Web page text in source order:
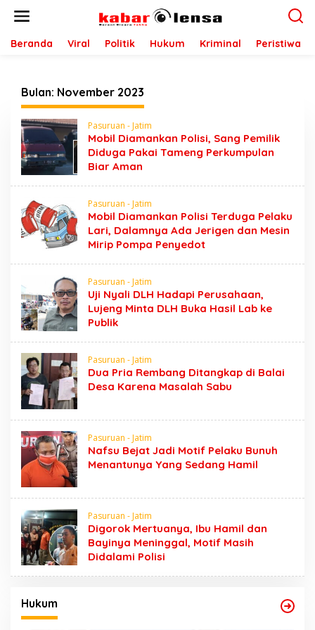
Beranda Viral Politik Hukum Kriminal Peristiwa
Bulan: November 2023
Pasuruan - Jatim
Mobil Diamankan Polisi, Sang Pemilik
Diduga Pakai Tameng Perkumpulan
Biar Aman
Pasuruan - Jatim
Mobil Diamankan Polisi Terduga Pelaku
Lari, Dalamnya Ada Jerigen dan Mesin
Mirip Pompa Penyedot
Pasuruan - Jatim
Uji Nyali DLH Hadapi Perusahaan,
Lujeng Minta DLH Buka Hasil Lab ke
Publik
Pasuruan - Jatim
Dua Pria Rembang Ditangkap di Balai
Desa Karena Masalah Sabu
Pasuruan - Jatim
Nafsu Bejat Jadi Motif Pelaku Bunuh
Menantunya Yang Sedang Hamil
Pasuruan - Jatim
Digorok Mertuanya, Ibu Hamil dan
Bayinya Meninggal, Motif Masih
Didalami Polisi
Hukum